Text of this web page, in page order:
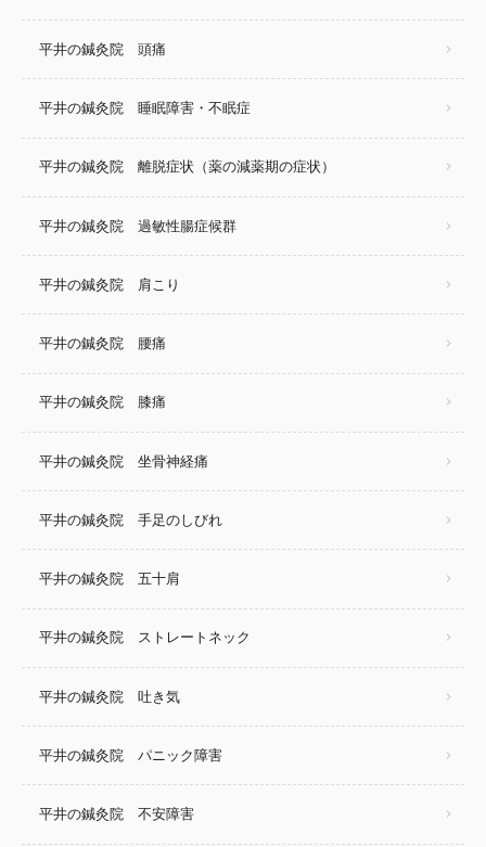
平井の鍼灸院 頭痛
平井の鍼灸院 睡眠障害・不眠症
平井の鍼灸院 離脱症状（薬の減薬期の症状）
平井の鍼灸院 過敏性腸症候群
平井の鍼灸院 肩こり
平井の鍼灸院 腰痛
平井の鍼灸院 膝痛
平井の鍼灸院 坐骨神経痛
平井の鍼灸院 手足のしびれ
平井の鍼灸院 五十肩
平井の鍼灸院 ストレートネック
平井の鍼灸院 吐き気
平井の鍼灸院 パニック障害
平井の鍼灸院 不安障害